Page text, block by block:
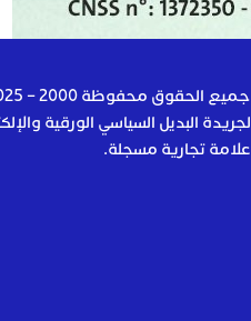
لجريدة البديل السياسي الورقية
علامة تجارية مسجلة.